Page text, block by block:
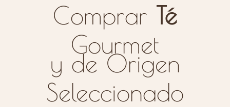
Comprar Té
Gourmet
y de Origen
Seleccionado